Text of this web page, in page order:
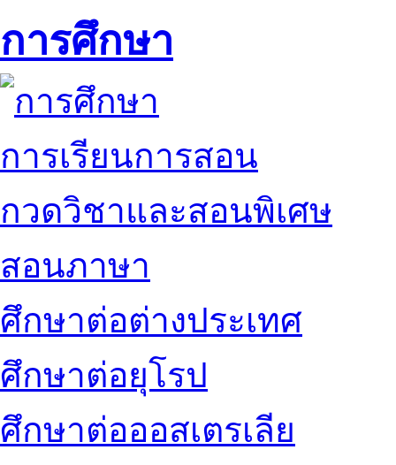
การศึกษา
การเรียนการสอน
กวดวิชาและสอนพิเศษ
สอนภาษา
ศึกษาต่อต่างประเทศ
ศึกษาต่อยุโรป
ศึกษาต่อออสเตรเลีย